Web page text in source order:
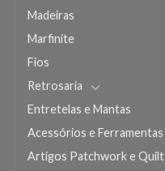
Madeiras
Marfinite
Fios
Retrosaria
Entretelas e Mantas
Acessórios e Ferramentas
Artigos Patchwork e Quilt